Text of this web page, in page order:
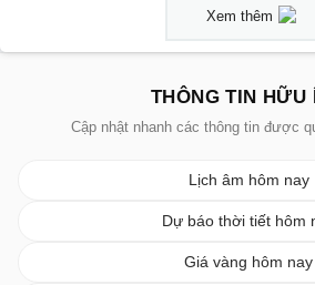
Xem thêm
THÔNG TIN HỮU
Cập nhật nhanh các thông tin được
Lịch âm hôm nay
Dự báo thời tiết hôm
Giá vàng hôm nay